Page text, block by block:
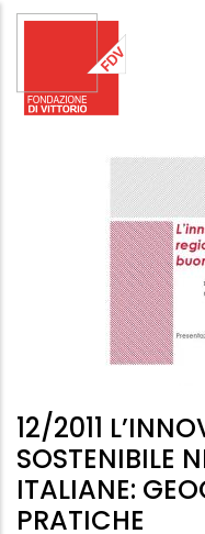
Salta
principale
12/2011
SOSTENIBILE
ITALIANE:
PRATICHE